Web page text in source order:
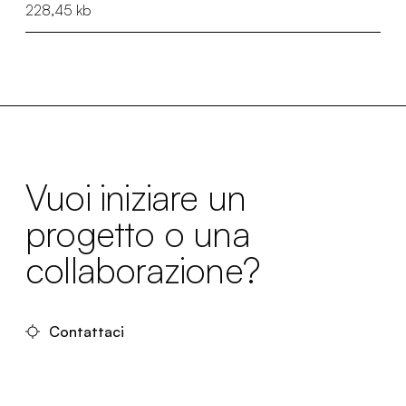
228,45 kb
Vuoi iniziare un
progetto o una
collaborazione?
Contattaci